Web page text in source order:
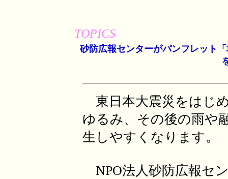
TOPICS
砂防広報センターがパンフレット
東日本大震災をはじ
ゆるみ、その後の雨や
生しやすくなります。
NPO法人砂防広報セ